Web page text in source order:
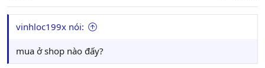
:
vinhloc199x nói:
mua ở shop nào đấy?